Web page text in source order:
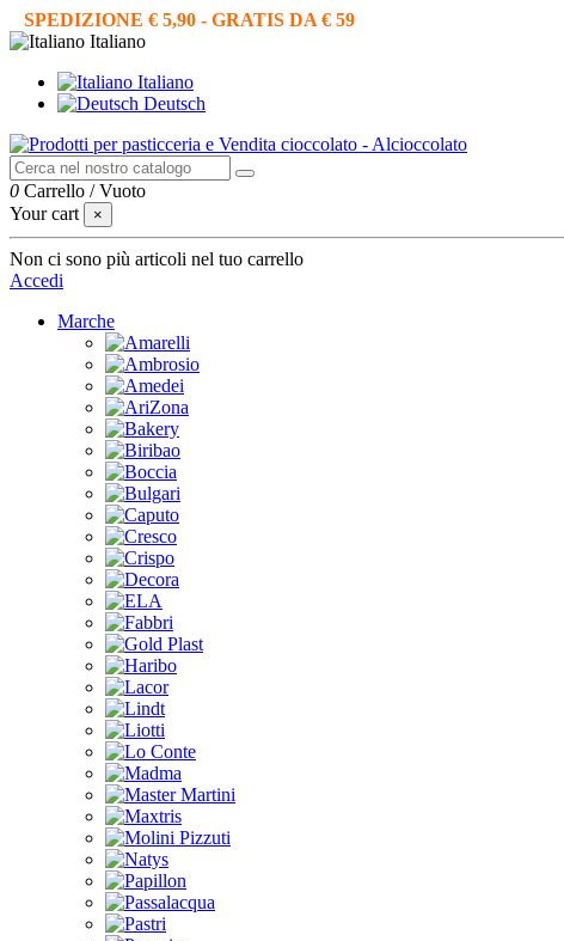
SPEDIZIONE € 5,90 - GRATIS DA € 59
Italiano
Italiano
Deutsch
0 Carrello /Vuoto
Your cart
×
Non ci sono più articoli nel tuo carrello
Accedi
Marche